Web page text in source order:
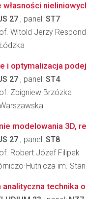
własności
27 , panel: ST7
Witold Jerzy
i optymalizacja
27 , panel: ST4
Zbigniew Brzózka
modelowania 3D,
27 , panel: ST8
Robert Józef Filipek
Hutnicza im.
technika